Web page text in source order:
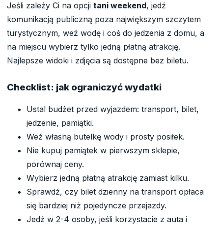
Jeśli zależy Ci na opcji tani weekend, jedź
komunikacją publiczną poza największym szczytem
turystycznym, weź wodę i coś do jedzenia z domu, a
na miejscu wybierz tylko jedną płatną atrakcję.
Najlepsze widoki i zdjęcia są dostępne bez biletu.
Checklist: jak ograniczyć wydatki
Ustal budżet przed wyjazdem: transport, bilet,
jedzenie, pamiątki.
Weź własną butelkę wody i prosty posiłek.
Nie kupuj pamiątek w pierwszym sklepie,
porównaj ceny.
Wybierz jedną płatną atrakcję zamiast kilku.
Sprawdź, czy bilet dzienny na transport opłaca
się bardziej niż pojedyncze przejazdy.
Jedź w 2-4 osoby, jeśli korzystacie z auta i